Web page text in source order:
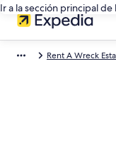
Ir a la sección principal de
Rent A Wreck